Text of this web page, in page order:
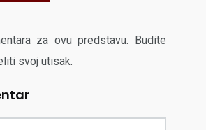
za ovu predstavu. Budite
svoj utisak.